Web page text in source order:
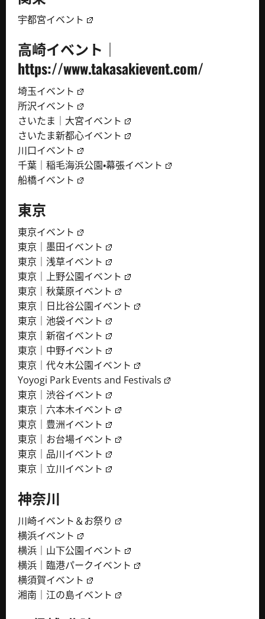
宇都宮イベント
高崎イベント｜
https://www.takasakievent.com/
埼玉イベント
所沢イベント
さいたま｜大宮イベント
さいたま新都心イベント
川口イベント
千葉｜稲毛海浜公園・幕張イベント
船橋イベント
東京
東京イベント
東京｜墨田イベント
東京｜浅草イベント
東京｜上野公園イベント
東京｜秋葉原イベント
東京｜日比谷公園イベント
東京｜池袋イベント
東京｜新宿イベント
東京｜中野イベント
東京｜代々木公園イベント
Yoyogi Park Events and Festivals
東京｜渋谷イベント
東京｜六本木イベント
東京｜豊洲イベント
東京｜お台場イベント
東京｜品川イベント
東京｜立川イベント
神奈川
川崎イベント＆お祭り
横浜イベント
横浜｜山下公園イベント
横浜｜臨港パークイベント
横須賀イベント
湘南｜江の島イベント